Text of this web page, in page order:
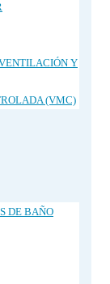
Y
(VMC)
DE BAÑO